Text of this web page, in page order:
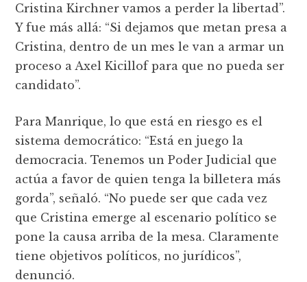
Cristina Kirchner vamos a perder la libertad”.
Y fue más allá: “Si dejamos que metan presa a
Cristina, dentro de un mes le van a armar un
proceso a Axel Kicillof para que no pueda ser
candidato”.
Para Manrique, lo que está en riesgo es el
sistema democrático: “Está en juego la
democracia. Tenemos un Poder Judicial que
actúa a favor de quien tenga la billetera más
gorda”, señaló. “No puede ser que cada vez
que Cristina emerge al escenario político se
pone la causa arriba de la mesa. Claramente
tiene objetivos políticos, no jurídicos”,
denunció.